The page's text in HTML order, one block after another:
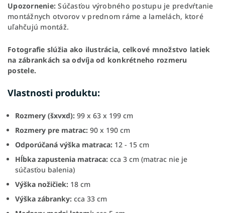
Upozornenie: Súčasťou výrobného postupu je predvŕtanie
montážnych otvorov v prednom ráme a lamelách, ktoré
uľahčujú montáž.
Fotografie slúžia ako ilustrácia, celkové množstvo latiek
na zábrankách sa odvíja od konkrétneho rozmeru
postele.
Vlastnosti produktu:
Rozmery (šxvxd): 99 x 63 x 199 cm
Rozmery pre matrac: 90 x 190 cm
Odporúčaná výška matraca: 12 - 15 cm
Hĺbka zapustenia matraca: cca 3 cm (matrac nie je
súčasťou balenia)
Výška nožičiek: 18 cm
Výška zábranky: cca 33 cm